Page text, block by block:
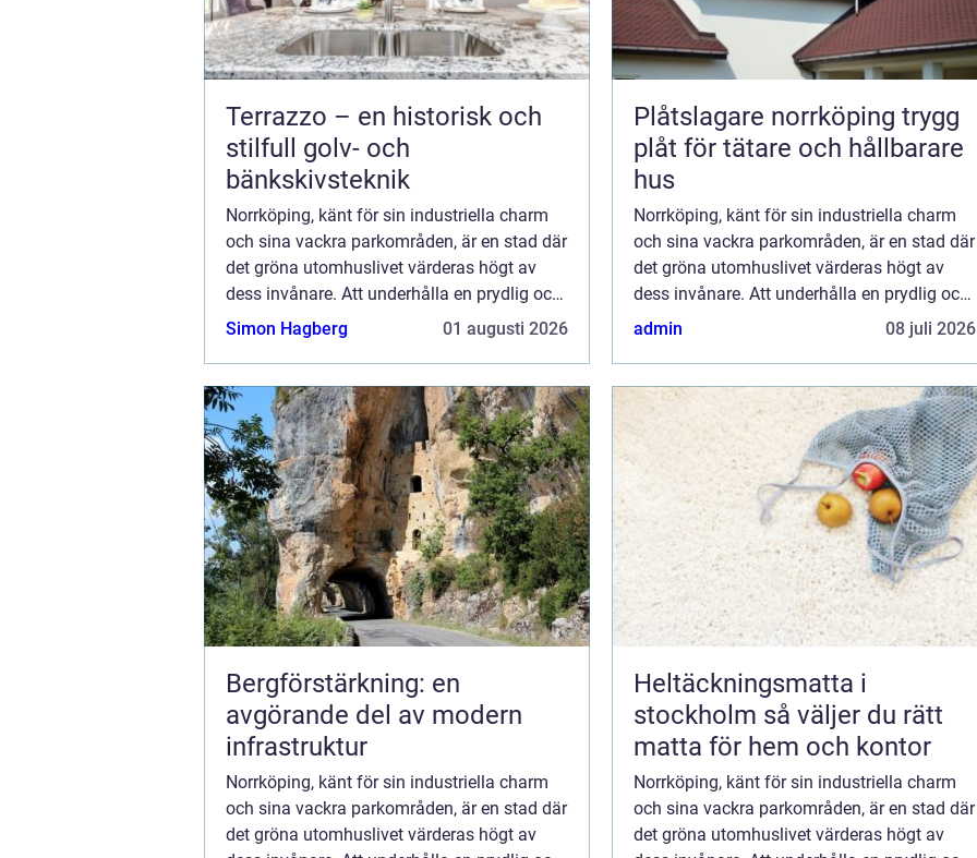
Terrazzo – en historisk och
stilfull golv- och
bänkskivsteknik
Norrköping, känt för sin industriella charm
och sina vackra parkområden, är en stad där
det gröna utomhuslivet värderas högt av
dess invånare. Att underhålla en prydlig och
hälsosam gr&au...
Simon Hagberg 01 augusti 2026
Plåtslagare norrköping trygg
plåt för tätare och hållbarare
hus
Norrköping, känt för sin industriella charm
och sina vackra parkområden, är en stad där
det gröna utomhuslivet värderas högt av
dess invånare. Att underhålla en prydlig och
hälsosam gr&au...
admin 08 juli 2026
Bergförstärkning: en
avgörande del av modern
infrastruktur
Norrköping, känt för sin industriella charm
och sina vackra parkområden, är en stad där
det gröna utomhuslivet värderas högt av
Heltäckningsmatta i
stockholm så väljer du rätt
matta för hem och kontor
Norrköping, känt för sin industriella charm
och sina vackra parkområden, är en stad där
det gröna utomhuslivet värderas högt av